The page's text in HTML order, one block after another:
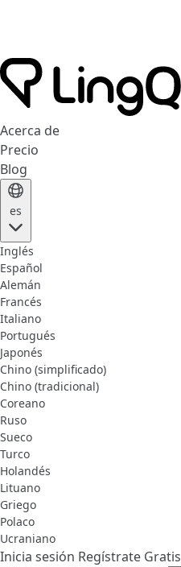
Acerca de
Precio
Blog
es
Inglés
Español
Alemán
Francés
Italiano
Portugués
Japonés
Chino (simplificado)
Chino (tradicional)
Coreano
Ruso
Sueco
Turco
Holandés
Lituano
Griego
Polaco
Ucraniano
Inicia sesión Regístrate Gratis